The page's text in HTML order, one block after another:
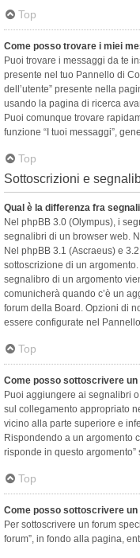
Top
Come posso trovare i miei
Puoi trovare i messaggi da te
presente nel tuo Pannello di
dell’utente” presente nella
usando la pagina di ricerca
Puoi comunque trovare
funzione “I tuoi messaggi”,
Top
Sottoscrizioni e
Qual è la differenza fra
Nel phpBB 3.0 (Olympus), i
segnalibri di un browser web.
Nel phpBB 3.1 (Ascraeus) e
sottoscrizione di un
segnalibro di un argomento
comunicherà quando c’è un
forum della Board. Opzioni di
essere configurate nel
Top
Come posso sottoscrivere
Puoi aggiungere ai segnalibri
sul collegamento appropriato
vicino alla parte superiore e
Rispondendo a un argomento
risponde in questo
Top
Come posso sottoscrivere
Per sottoscrivere un forum
forum”, in fondo alla pagina,